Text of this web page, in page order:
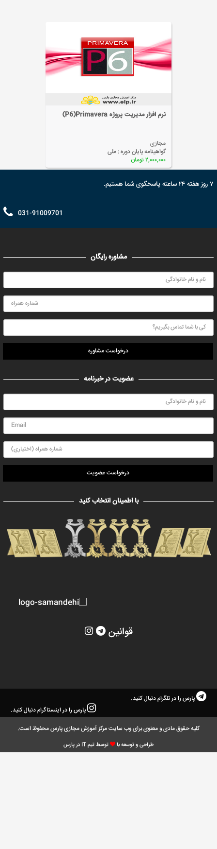
آموزش نرم افزار بانک اطلاعاتی (Access)
گواهینامه پایان دوره :
۲,۰۰۰,۰۰۰ تومان
۷ روز هفته ۲۴ ساعته پاسخگوی شما هستیم.
031-91009701
مشاوره رایگان
درخواست مشاوره
عضویت در خبرنامه
درخواست عضویت
با اطمینان انتخاب کنید
قوانین
پارس را در تلگرام دنبال کنید.
پارس را در اینستاگرام دنبال کنید.
کلیه حقوق مادی و معنوی برای وب سایت مرکز آموزش مجازی پارس محفوظ است.
طراحی و توسعه با توسط تیم IT در پارس